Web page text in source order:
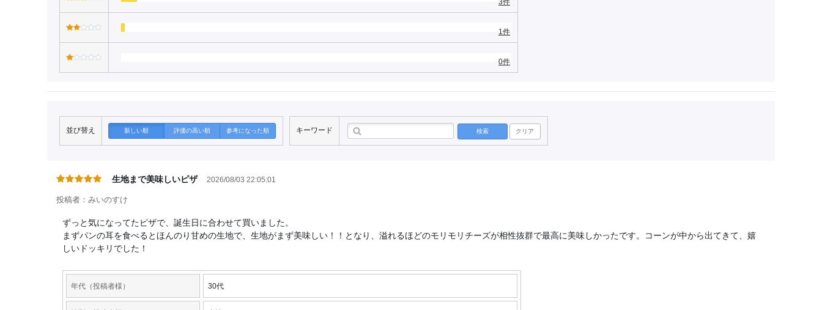
1件
0件
並び替え 新しい順 評価の高い順 参考になった順 キーワード 検索 クリア
生地まで美味しいピザ 2026/08/03 22:05:01
投稿者：みいのすけ
ずっと気になってたピザで、誕生日に合わせて買いました。
まずパンの耳を食べるとほんのり甘めの生地で、生地がまず美味しい！！となり、溢れるほどのモリモリチーズが相性抜群で最高に美味しかったです。コーンが中から出てきて、嬉
しいドッキリでした！
年代（投稿者様） 30代